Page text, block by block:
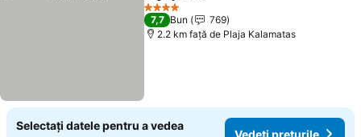
4 Stele
7,7 Bun
769
2.2 km faţă de Plaja Kalamatas
Selectați datele pentru a vedea
Vedeți prețurile